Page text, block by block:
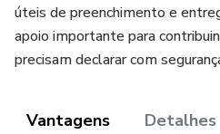
úteis de preenchimento e
apoio importante para
precisam declarar com
Vantagens Detalhes